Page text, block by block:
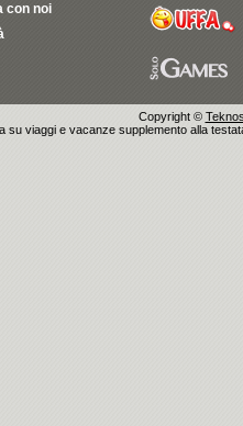
con noi
Copyright ©
su viaggi e vacanze supplemento alla